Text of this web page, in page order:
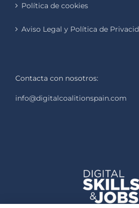
Política de cookies
Aviso Legal y Política de
Contacta con nosotros:
info@digitalcoalitionspain.com